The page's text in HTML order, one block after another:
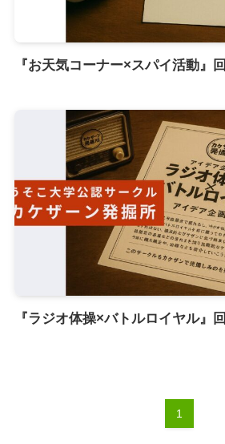
『お天気コーナー×スパイ活動』回
『ラジオ体操×バトルロイヤル』回
1